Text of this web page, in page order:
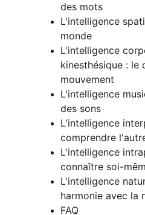
des mots
L'intelligence
monde
L'intelligence
kinesthésique : le
mouvement
L'intelligence
des sons
L'intelligence
comprendre
L'intelligence
connaître soi-
L'intelligence
harmonie avec la
FAQ